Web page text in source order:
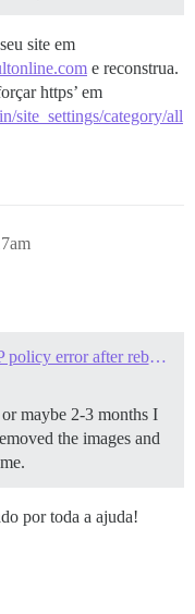
site em
e reconstrua.
https’ em
site_settings/category/all
Discourse refused to load with CSP policy error after rebuild
maybe 2-3 months I
the images and
por toda a ajuda!